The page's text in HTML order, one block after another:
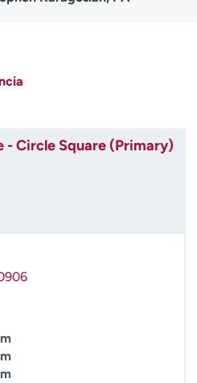
Ensayos clínicos
- Circle Square (Primary)